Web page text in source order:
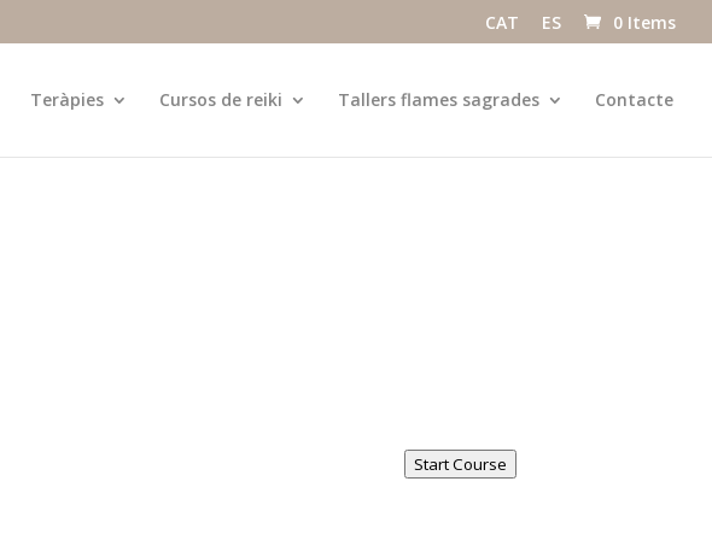
CAT ES 0 Items
Teràpies Cursos de reiki Tallers flames sagrades Contacte
Start Course